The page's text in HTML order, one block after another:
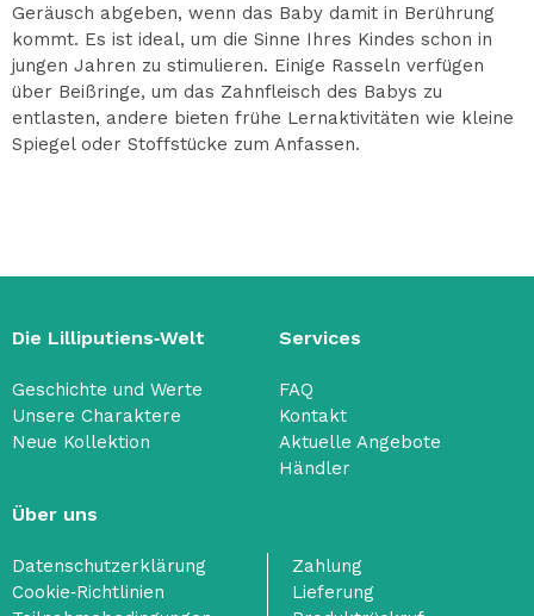
Geräusch abgeben, wenn das Baby damit in Berührung
kommt. Es ist ideal, um die Sinne Ihres Kindes schon in
jungen Jahren zu stimulieren. Einige Rasseln verfügen
über Beißringe, um das Zahnfleisch des Babys zu
entlasten, andere bieten frühe Lernaktivitäten wie kleine
Spiegel oder Stoffstücke zum Anfassen.
Die Lilliputiens‑Welt
Geschichte und Werte
Unsere Charaktere
Neue Kollektion
Services
FAQ
Kontakt
Aktuelle Angebote
Händler
Über uns
Datenschutzerklärung
Cookie‑Richtlinien
Zahlung
Lieferung